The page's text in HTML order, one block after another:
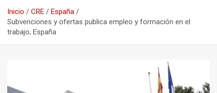
Inicio CRE
España
Subvenciones y ofertas publica empleo y formación en el
trabajo; España